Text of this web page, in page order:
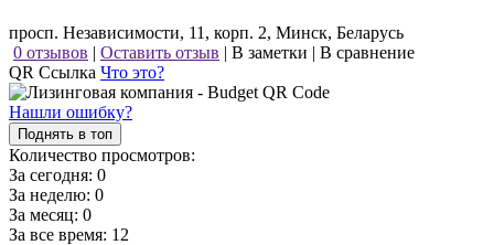
просп. Независимости, 11, корп. 2, Минск, Беларусь
0 отзывов | Оставить отзыв | В заметки | В сравнение
QR Ссылка Что это?
Нашли ошибку?
Поднять в топ
Количество просмотров:
За сегодня: 0
За неделю: 0
За месяц: 0
За все время: 12